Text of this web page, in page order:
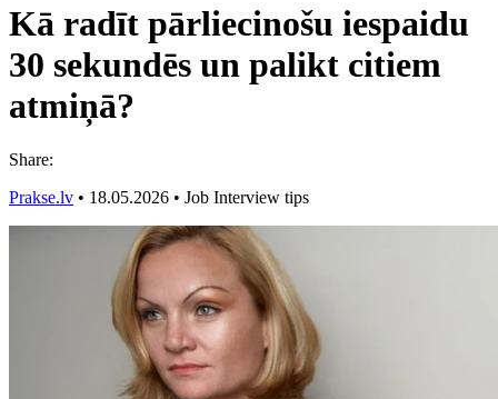
Kā radīt pārliecinošu iespaidu
30 sekundēs un palikt citiem
atmiņā?
Share:
Prakse.lv • 18.05.2026 • Job Interview tips